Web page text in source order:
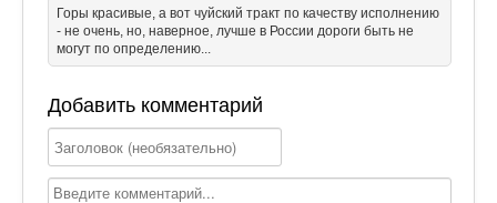
Горы красивые, а вот чуйский тракт по качеству исполнению
- не очень, но, наверное, лучше в России дороги быть не
могут по определению...
Добавить комментарий